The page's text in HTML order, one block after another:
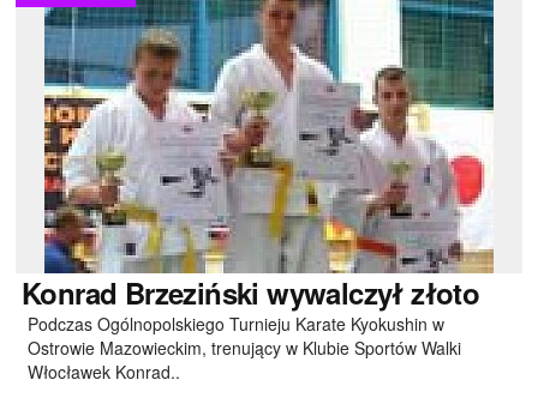
Konrad Brzeziński wywalczył złoto
Podczas Ogólnopolskiego Turnieju Karate Kyokushin w
Ostrowie Mazowieckim, trenujący w Klubie Sportów Walki
Włocławek Konrad..